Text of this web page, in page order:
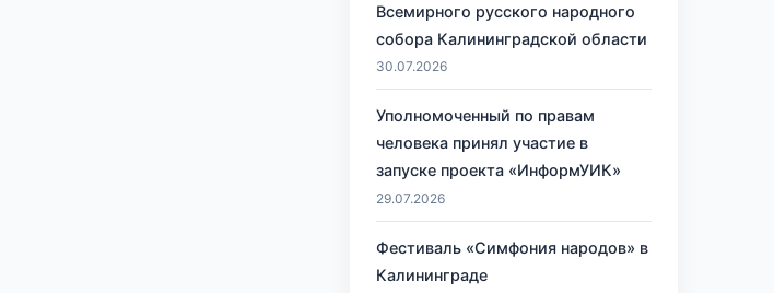
Всемирного русского народного
собора Калининградской области
30.07.2026
Уполномоченный по правам
человека принял участие в
запуске проекта «ИнформУИК»
29.07.2026
Фестиваль «Симфония народов» в
Калининграде